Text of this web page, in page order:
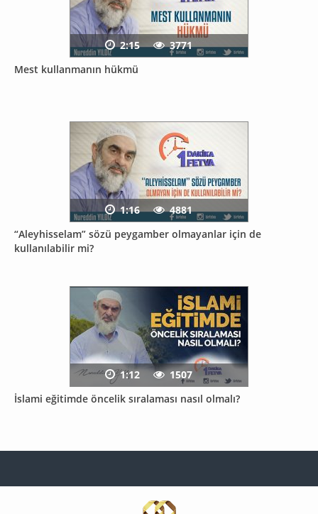
Mest kullanmanın hükmü
2:15 3771
“Aleyhisselam” sözü peygamber olmayanlar için de
kullanılabilir mi?
1:16 4881
İslami eğitimde öncelik sıralaması nasıl olmalı?
1:12 1507